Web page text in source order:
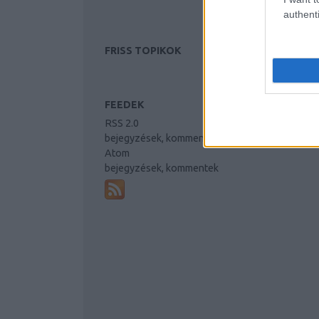
FRISS TOPIKOK
FEEDEK
RSS 2.0
bejegyzések, kommentek
Atom
bejegyzések, kommentek